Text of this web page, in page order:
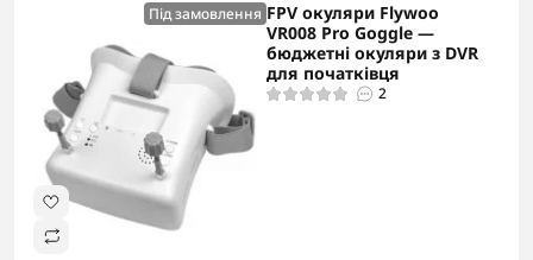
Під замовлення FPV окуляри Flywoo
VR008 Pro Goggle —
бюджетні окуляри з DVR
для початківця
2